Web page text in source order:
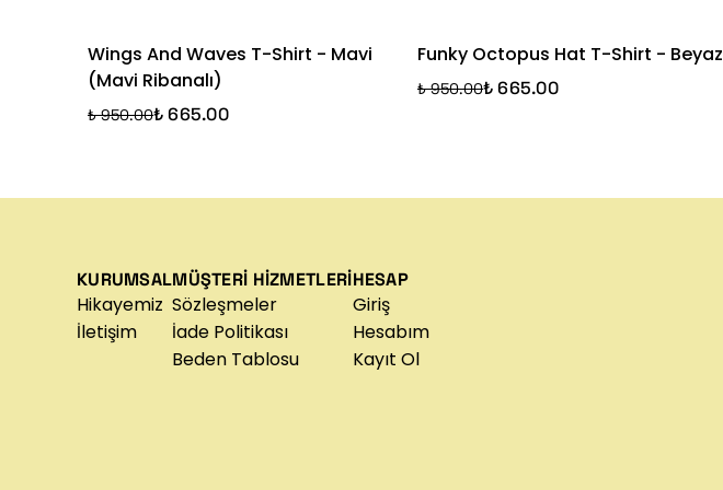
Wings And Waves T-Shirt - Mavi
(Mavi Ribanalı)
₺ 950.00₺ 665.00
Funky Octopus Hat T-Shirt - Beyaz
₺ 950.00₺ 665.00
KURUMSAL
Hikayemiz
İletişim
MÜŞTERİ HİZMETLERİ
Sözleşmeler
İade Politikası
Beden Tablosu
HESAP
Giriş
Hesabım
Kayıt Ol